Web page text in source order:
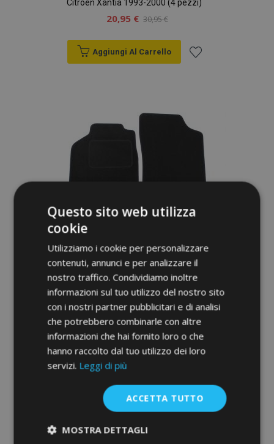
Citroen Xantia 1993-2000 (4 pezzi)
20,95 € 30,95 €
Aggiungi Al Carrello
lista
desideri
Citroen Xantia 1993-2000 (4 pezzi)
30,95 €
Aggiungi Al Carrello
Aggiungi
Questo sito web utilizza
cookie
Utilizziamo i cookie per personalizzare
contenuti, annunci e per analizzare il
nostro traffico. Condividiamo inoltre
informazioni sul tuo utilizzo del nostro sito
con i nostri partner pubblicitari e di analisi
che potrebbero combinarle con altre
informazioni che hai fornito loro o che
hanno raccolto dal tuo utilizzo dei loro
servizi. Leggi di più
ACCETTA TUTTO
MOSTRA DETTAGLI